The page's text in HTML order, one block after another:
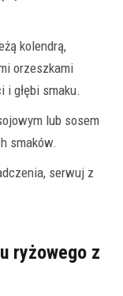
kolendrą,
orzeszkami
i głębi smaku.
lub sosem
smaków.
serwuj z
ryżowego z